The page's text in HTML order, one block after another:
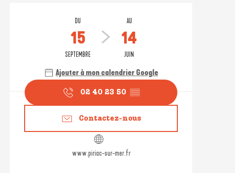
Ouverture et
DU
15
SEPTEMBRE
AU
14
JUIN
Ajouter à mon calendrier Google
02 40 23 50 ▒▒
Contactez-nous
www.piriac-sur-mer.fr